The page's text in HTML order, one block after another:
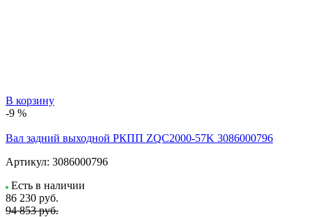
В корзину
-9 %
Вал задний выходной РКПП ZQC2000-57K 3086000796
Артикул: 3086000796
Есть в наличии
86 230 руб.
94 853 руб.